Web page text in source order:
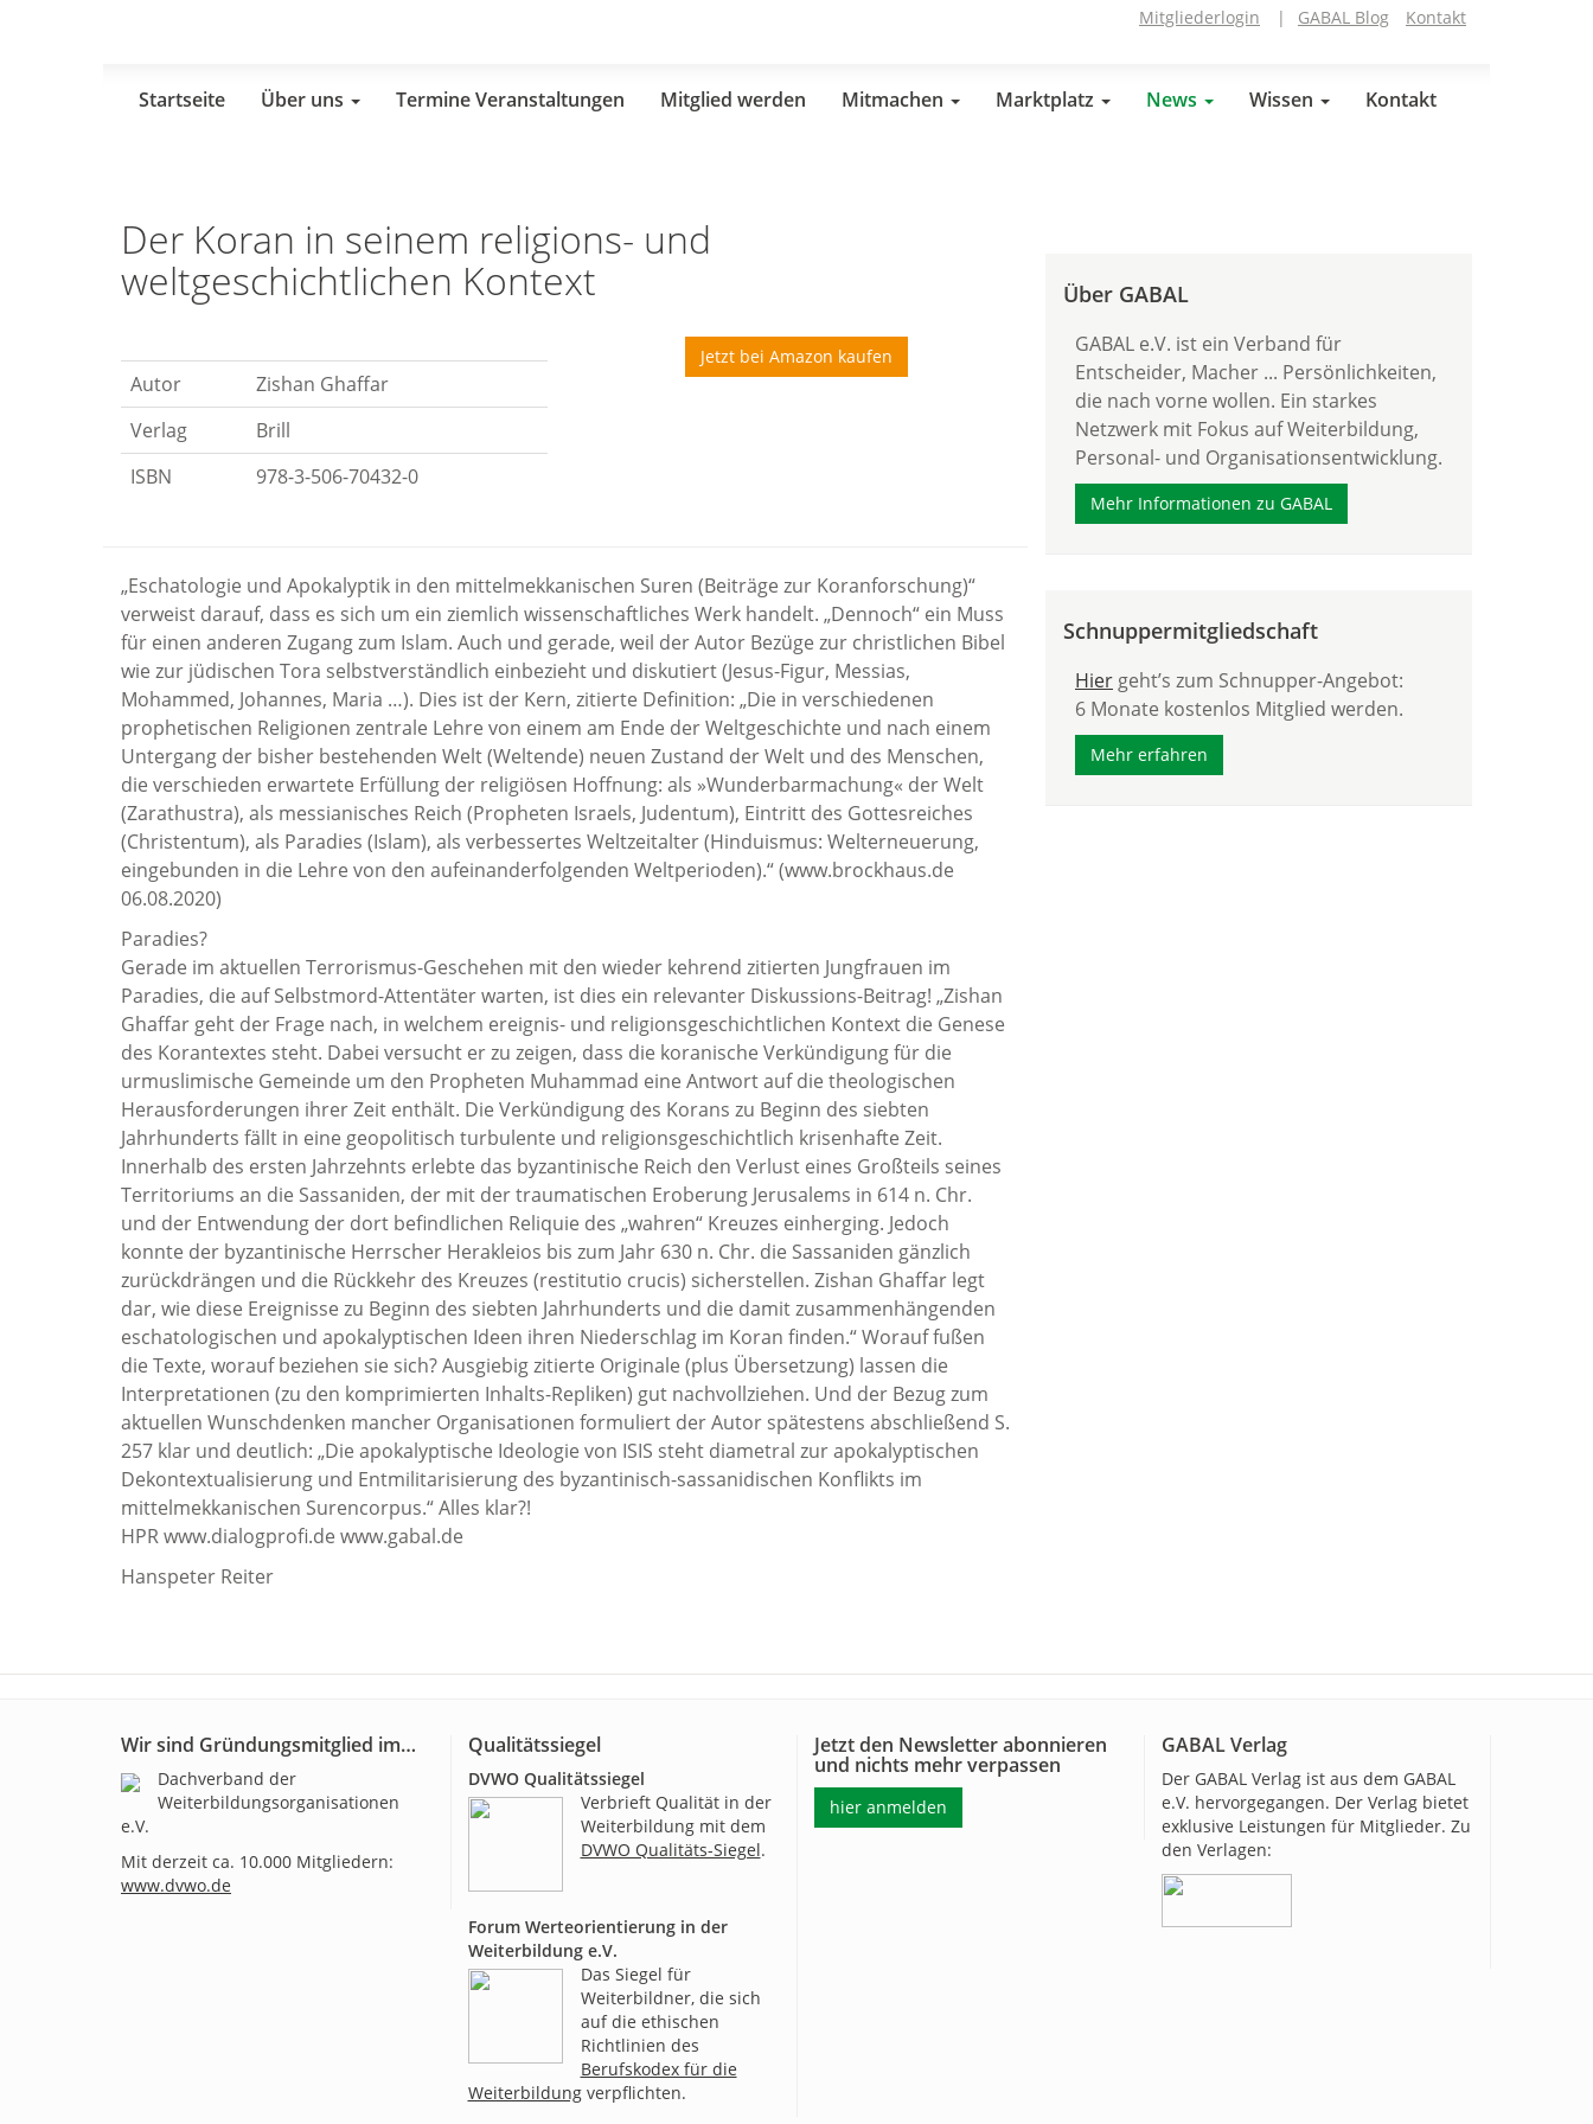
Mitgliederlogin | GABAL Blog Kontakt
Startseite Über uns Termine Veranstaltungen Mitglied werden Mitmachen Marktplatz News Wissen Kontakt
Der Koran in seinem religions- und
weltgeschichtlichen Kontext
Autor
Zishan Ghaffar
Verlag
Brill
ISBN
978-3-506-70432-0
Jetzt bei Amazon kaufen
„Eschatologie und Apokalyptik in den mittelmekkanischen Suren (Beiträge zur Koranforschung)“
verweist darauf, dass es sich um ein ziemlich wissenschaftliches Werk handelt. „Dennoch“ ein Muss
für einen anderen Zugang zum Islam. Auch und gerade, weil der Autor Bezüge zur christlichen Bibel
wie zur jüdischen Tora selbstverständlich einbezieht und diskutiert (Jesus-Figur, Messias,
Mohammed, Johannes, Maria …). Dies ist der Kern, zitierte Definition: „Die in verschiedenen
prophetischen Religionen zentrale Lehre von einem am Ende der Weltgeschichte und nach einem
Untergang der bisher bestehenden Welt (Weltende) neuen Zustand der Welt und des Menschen,
die verschieden erwartete Erfüllung der religiösen Hoffnung: als »Wunderbarmachung« der Welt
(Zarathustra), als messianisches Reich (Propheten Israels, Judentum), Eintritt des Gottesreiches
(Christentum), als Paradies (Islam), als verbessertes Weltzeitalter (Hinduismus: Welterneuerung,
eingebunden in die Lehre von den aufeinanderfolgenden Weltperioden).“ (www.brockhaus.de
06.08.2020)
Paradies?
Gerade im aktuellen Terrorismus-Geschehen mit den wieder kehrend zitierten Jungfrauen im
Paradies, die auf Selbstmord-Attentäter warten, ist dies ein relevanter Diskussions-Beitrag! „Zishan
Ghaffar geht der Frage nach, in welchem ereignis- und religionsgeschichtlichen Kontext die Genese
des Korantextes steht. Dabei versucht er zu zeigen, dass die koranische Verkündigung für die
urmuslimische Gemeinde um den Propheten Muhammad eine Antwort auf die theologischen
Herausforderungen ihrer Zeit enthält. Die Verkündigung des Korans zu Beginn des siebten
Jahrhunderts fällt in eine geopolitisch turbulente und religionsgeschichtlich krisenhafte Zeit.
Innerhalb des ersten Jahrzehnts erlebte das byzantinische Reich den Verlust eines Großteils seines
Territoriums an die Sassaniden, der mit der traumatischen Eroberung Jerusalems in 614 n. Chr.
und der Entwendung der dort befindlichen Reliquie des „wahren“ Kreuzes einherging. Jedoch
konnte der byzantinische Herrscher Herakleios bis zum Jahr 630 n. Chr. die Sassaniden gänzlich
zurückdrängen und die Rückkehr des Kreuzes (restitutio crucis) sicherstellen. Zishan Ghaffar legt
dar, wie diese Ereignisse zu Beginn des siebten Jahrhunderts und die damit zusammenhängenden
eschatologischen und apokalyptischen Ideen ihren Niederschlag im Koran finden.“ Worauf fußen
die Texte, worauf beziehen sie sich? Ausgiebig zitierte Originale (plus Übersetzung) lassen die
Interpretationen (zu den komprimierten Inhalts-Repliken) gut nachvollziehen. Und der Bezug zum
aktuellen Wunschdenken mancher Organisationen formuliert der Autor spätestens abschließend S.
257 klar und deutlich: „Die apokalyptische Ideologie von ISIS steht diametral zur apokalyptischen
Dekontextualisierung und Entmilitarisierung des byzantinisch-sassanidischen Konflikts im
mittelmekkanischen Surencorpus.“ Alles klar?!
HPR www.dialogprofi.de www.gabal.de
Hanspeter Reiter
Über GABAL
GABAL e.V. ist ein Verband für
Entscheider, Macher ... Persönlichkeiten,
die nach vorne wollen. Ein starkes
Netzwerk mit Fokus auf Weiterbildung,
Personal- und Organisationsentwicklung.
Mehr Informationen zu GABAL
Schnuppermitgliedschaft
Hier geht’s zum Schnupper-Angebot:
6 Monate kostenlos Mitglied werden.
Mehr erfahren
Wir sind Gründungsmitglied im…
Dachverband der
Weiterbildungsorganisationen
e.V.
Mit derzeit ca. 10.000 Mitgliedern:
www.dvwo.de
Qualitätssiegel
DVWO Qualitätssiegel
Verbrieft Qualität in der
Weiterbildung mit dem
DVWO Qualitäts-Siegel.
Forum Werteorientierung in der
Weiterbildung e.V.
Das Siegel für
Weiterbildner, die sich
auf die ethischen
Richtlinien des
Berufskodex für die
Weiterbildungverpflichten.
Jetzt den Newsletter abonnieren
und nichts mehr verpassen
hier anmelden
GABAL Verlag
Der GABAL Verlag ist aus dem GABAL
e.V. hervorgegangen. Der Verlag bietet
exklusive Leistungen für Mitglieder. Zu
den Verlagen: